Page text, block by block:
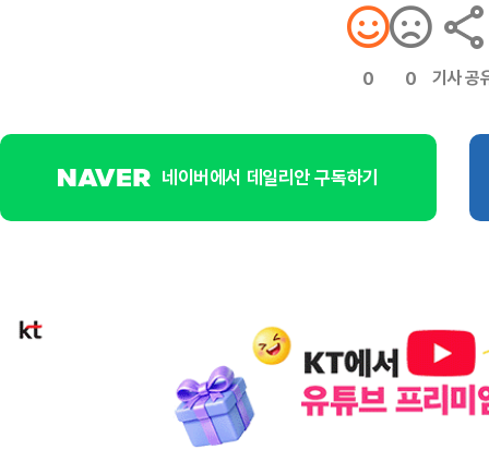
0 0 기사 공
네이버에서 데일리안 구독하기